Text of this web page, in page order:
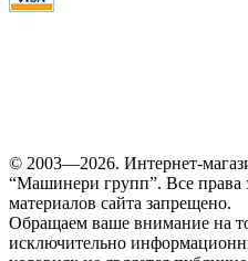
© 2003—2026. Интернет-
“Машинери групп”. Все
материалов сайта запрещено.
Обращаем ваше внимание на
исключительно